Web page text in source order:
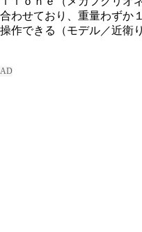
合わせており、重量わずか
操作できる（モデル／近衛